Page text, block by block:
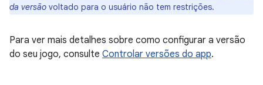
da versão voltado para o usuário não tem restrições.
Para ver mais detalhes sobre como configurar a versão
do seu jogo, consulte Controlar versões do app.